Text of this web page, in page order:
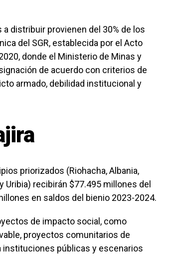
distribuir provienen del 30% de los
del SGR, establecida por el Acto
donde el Ministerio de Minas y
de acuerdo con criterios de
armado, debilidad institucional y
priorizados (Riohacha, Albania,
Uribia) recibirán $77.495 millones del
en saldos del bienio 2023-2024.
de impacto social, como
proyectos comunitarios de
públicas y escenarios